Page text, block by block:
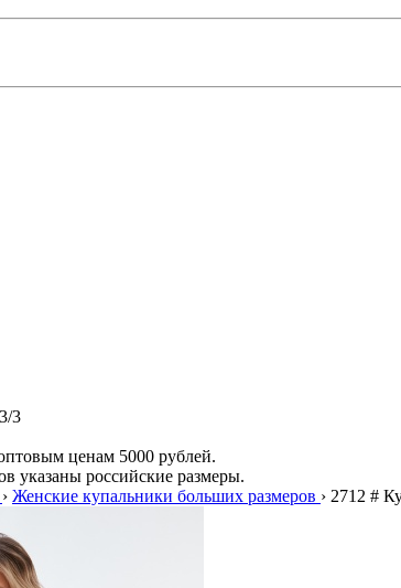
3
ценам 5000 рублей.
указаны российские размеры.
› Женские купальники больших размеров › 2712 #